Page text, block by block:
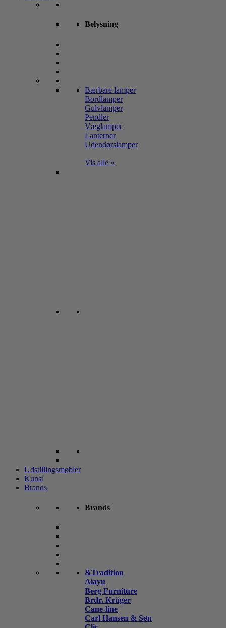
Belysning
Bærbare lamper
Bordlamper
Gulvlamper
Pendler
Væglamper
Lanterner
Udendørslamper
Vis alle »
Udstillingsmøbler
Kunst
Brands
Brands
&Tradition
Aiayu
Berg Furniture
Brdr. Krüger
Cane-line
Carl Hansen & Søn